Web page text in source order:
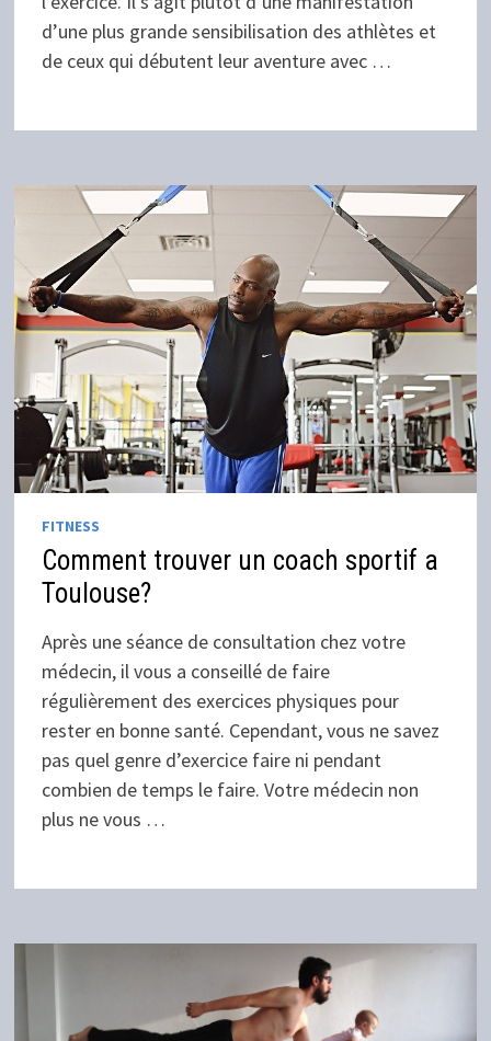
d’une plus grande sensibilisation des athlètes et
de ceux qui débutent leur aventure avec …
FITNESS
Comment trouver un coach sportif a
Toulouse?
Après une séance de consultation chez votre
médecin, il vous a conseillé de faire
régulièrement des exercices physiques pour
rester en bonne santé. Cependant, vous ne savez
pas quel genre d’exercice faire ni pendant
combien de temps le faire. Votre médecin non
plus ne vous …